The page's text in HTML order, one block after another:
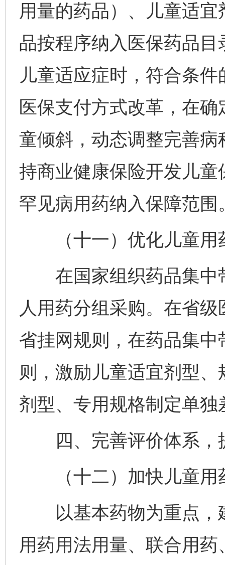
用量的药品）、儿童适
品按程序纳入医保药品
儿童适应症时，符合条
医保支付方式改革，在
童倾斜，动态调整完善
持商业健康保险开发儿
罕见病用药纳入保障范围
（十一）优化儿童用
在国家组织药品集中
人用药分组采购。在省
省挂网规则，在药品集
则，激励儿童适宜剂型
剂型、专用规格制定单独
四、完善评价体系，
（十二）加快儿童用
以基本药物为重点，
用药用法用量、联合用